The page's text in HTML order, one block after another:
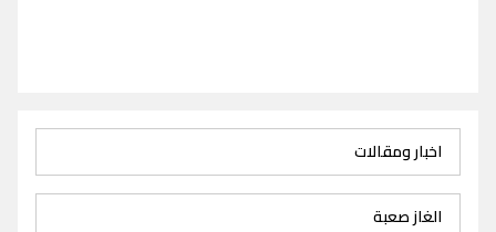
اخبار ومقالات
الغاز صعبة